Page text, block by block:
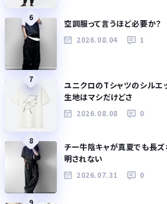
6
空調服って言うほど必要か？
2026.08.04 1
7
ユニクロのTシャツのシルエ
生地はマシだけどさ
2026.08.08 0
8
チー牛陰キャが真夏でも長ズ
明されない
2026.07.31 0